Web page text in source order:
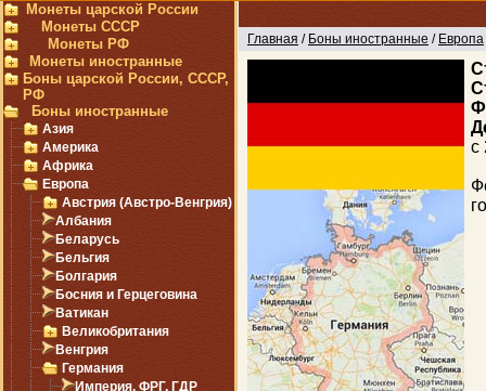
Монеты царской России
Монеты СССР
Монеты РФ
Монеты иностранные
Боны царской России, СССР,
РФ
Боны иностранные
Азия
Америка
Африка
Европа
Австрия (Австро-Венгрия)
Албания
Беларусь
Бельгия
Болгария
Босния и Герцеговина
Ватикан
Великобритания
Венгрия
Германия
Империя, ФРГ, ГДР
Главная / Боны иностранные / Европа
с